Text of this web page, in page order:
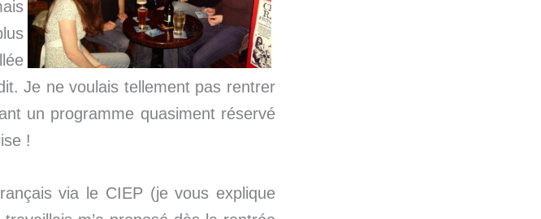
Je ne voulais tellement pas rentrer
un programme quasiment réservé
!
via le CIEP (je vous explique